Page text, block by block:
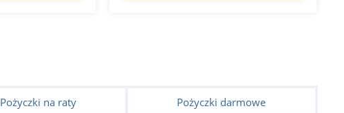
Pożyczki na raty Pożyczki darmowe